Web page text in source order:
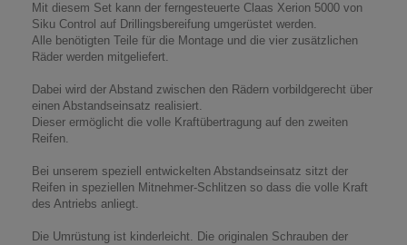
Mit diesem Set kann der ferngesteuerte Claas Xerion 5000 von
Siku Control auf Drillingsbereifung umgerüstet werden.
Alle benötigten Teile für die Montage und die vier zusätzlichen
Räder werden mitgeliefert.
Dabei wird der Abstand zwischen den Rädern vorbildgerecht über
einen Abstandseinsatz realisiert.
Dieser ermöglicht die volle Kraftübertragung auf den zweiten
Reifen.
Bei unserem speziell entwickelten Abstandseinsatz sitzt der
Reifen in speziellen Mitnehmer-Schlitzen so dass die volle Kraft
des Antriebs anliegt.
Die Umrüstung ist kinderleicht. Die originalen Schrauben der